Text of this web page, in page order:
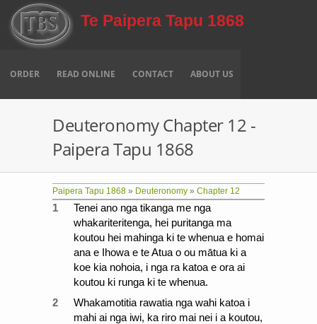
Skip to main content
Te Paipera Tapu 1868
ORDER READ ONLINE CONTACT ABOUT US
Deuteronomy Chapter 12 -
Paipera Tapu 1868
Paipera Tapu 1868 » Deuteronomy » Chapter 12
1
Tenei ano nga tikanga me nga
whakariteritenga, hei puritanga ma
koutou hei mahinga ki te whenua e homai
ana e Ihowa e te Atua o ou mātua ki a
koe kia nohoia, i nga ra katoa e ora ai
koutou ki runga ki te whenua.
2
Whakamotitia rawatia nga wahi katoa i
mahi ai nga iwi, ka riro mai nei i a koutou,